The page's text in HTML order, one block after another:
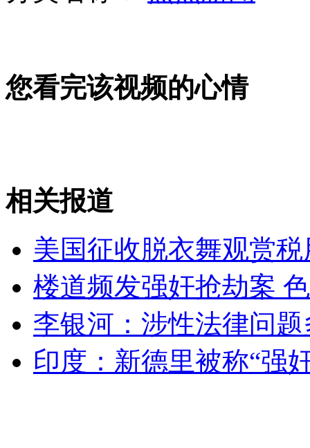
赵薇新片超支自己补
山西运城恶犬咬伤多人 警民合力深夜将其击毙
女孩北京地铁殴打老人 痛下狠手拳打脚踢
您看完该视频的心情
相关报道
美国征收脱衣舞观赏
楼道频发强奸抢劫案
李银河：涉性法律问题
印度：新德里被称“强